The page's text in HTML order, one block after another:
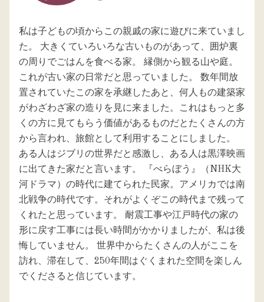
私は子どもの頃からこの親戚の家に遊びに来ていまし
た。 大きくていろいろな古いものがあって、囲炉裏
の周りでごはんを食べる家。 縁側から観る山や庭。
これが古い家の日常だと思っていました。 数年間放
置されていたこの家を承継したあと、何人もの建築家
がわざわざ家の造りを見に来ました。これはもっと多
くの方に見てもらう価値があるものだとたくさんの方
から言われ、旅館として利用することにしました。
ある人はジブリの世界だと感激し、ある人は黒澤映画
に出てきた家だと言います。 『べらぼう』（NHK大
河ドラマ）の時代に建てられた民家。アメリカでは南
北戦争の時代です。それがよくぞこの時代まで残って
くれたと思っています。 耐震工事や江戸時代の家の
形に戻す工事には長い時間がかかりましたが、私は後
悔していません。 世界中からたくさんの人がここを
訪れ、滞在して、250年間はぐくまれた空間を楽しん
でくださると信じています。